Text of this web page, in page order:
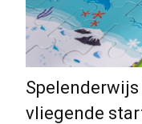
vliegende